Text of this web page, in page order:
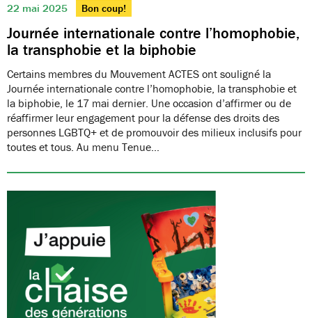
22 mai 2025 Bon coup!
Journée internationale contre l’homophobie,
la transphobie et la biphobie
Certains membres du Mouvement ACTES ont souligné la
Journée internationale contre l’homophobie, la transphobie et
la biphobie, le 17 mai dernier. Une occasion d’affirmer ou de
réaffirmer leur engagement pour la défense des droits des
personnes LGBTQ+ et de promouvoir des milieux inclusifs pour
toutes et tous. Au menu Tenue…